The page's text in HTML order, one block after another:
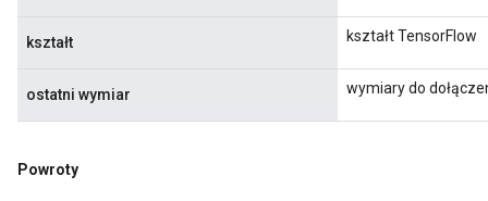
kształt kształt TensorFlow
ostatni wymiar wymiary do
Powroty